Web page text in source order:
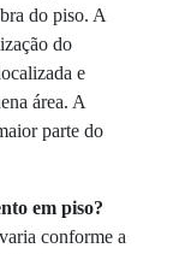
do piso. A
do
e
área. A
parte do
em piso?
conforme a